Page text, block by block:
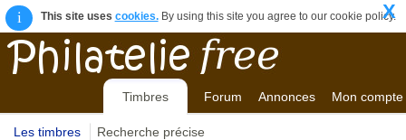
i This site uses cookies.By using this site you agree to our cookie policy.
X
Timbres Forum Annonces Mon compte
Les timbres Recherche précise